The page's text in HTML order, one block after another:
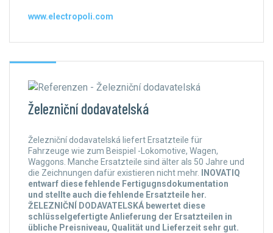
www.electropoli.com
Železniční dodavatelská
Železniční dodavatelská liefert Ersatzteile für
Fahrzeuge wie zum Beispiel -Lokomotive, Wagen,
Waggons. Manche Ersatzteile sind älter als 50 Jahre und
die Zeichnungen dafür existieren nicht mehr. INOVATIQ
entwarf diese fehlende Fertigugnsdokumentation
und stellte auch die fehlende Ersatzteile her.
ŽELEZNIČNÍ DODAVATELSKÁ bewertet diese
schlüsselgefertigte Anlieferung der Ersatzteilen in
übliche Preisniveau, Qualität und Lieferzeit sehr gut.